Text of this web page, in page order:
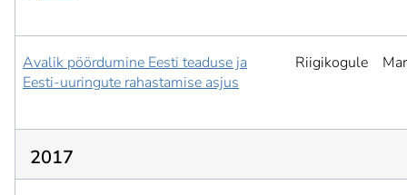
Avalik pöördumine Eesti teaduse ja
Eesti-uuringute rahastamise asjus
Riigikogule
2017